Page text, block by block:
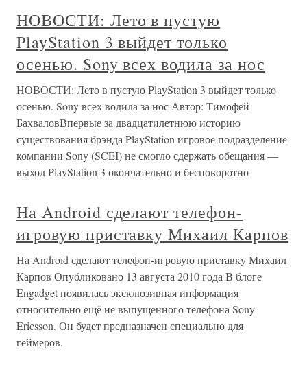
НОВОСТИ: Лето в пустую
PlayStation 3 выйдет только
осенью. Sony всех водила за нос
НОВОСТИ: Лето в пустую PlayStation 3 выйдет только
осенью. Sony всех водила за нос Автор: Тимофей
БахваловВпервые за двадцатилетнюю историю
существования брэнда PlayStation игровое подразделение
компании Sony (SCEI) не смогло сдержать обещания —
выход PlayStation 3 окончательно и бесповоротно
На Android сделают телефон-
игровую приставку Михаил Карпов
На Android сделают телефон-игровую приставку Михаил
Карпов Опубликовано 13 августа 2010 года В блоге
Engadget появилась эксклюзивная информация
относительно ещё не выпущенного телефона Sony
Ericsson. Он будет предназначен специально для
геймеров.